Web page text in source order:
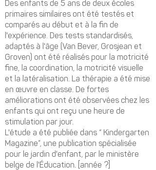
Des enfants de 5 ans de deux écoles
primaires similaires ont été testés et
comparés au début et à la fin de
l'expérience. Des tests standardisés,
adaptés à l'âge (Van Bever, Grosjean et
Groven) ont été réalisés pour la motricité
fine, la coordination, la motricité visuelle
et la latéralisation. La thérapie a été mise
en œuvre en classe. De fortes
améliorations ont été observées chez les
enfants qui ont reçu une heure de
stimulation par jour.
L'étude a été publiée dans “ Kindergarten
Magazine”, une publication spécialisée
pour le jardin d'enfant, par le ministère
belge de l'Éducation. [année ?]